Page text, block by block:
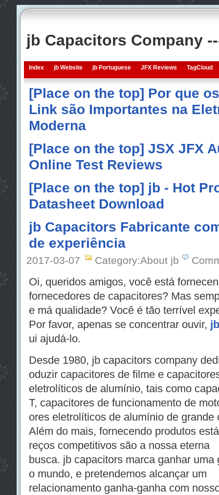
jb Capacitors Company
Index jb Website jb Portuguese JFX Reviews TagCloud
[Place on the top] Por que
Link são Importantes na
Moderna
[Place on the top] JSX JFX
Online Test Reviews
[Place on the top] jb - Hot
Datasheet Download
jb Capacitors Fabricante
de experiência
2017-03-07 Category:About jb
Oi, queridos amigos, você está
fornecedores de capacitores? Mas
e má qualidade? Você é tão terrível
Por favor, apenas se concentrar ouvir,
ui ajudá-lo.
Desde 1980, jb capacitors company
oduzir capacitores de filme e
eletrolíticos de alumínio, tais como
T, capacitores de funcionamento de
ores eletrolíticos de alumínio de grande
Além do mais, fornecendo produtos
reços competitivos são a nossa eterna
busca. jb capacitors marca ganhar uma
o mundo, e pretendemos alcançar um
relacionamento ganha-ganha com